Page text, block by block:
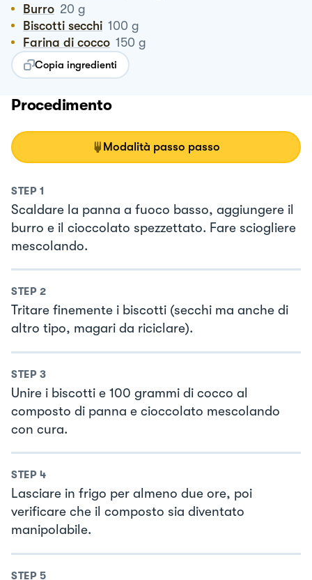
Burro 20 g
Biscotti secchi 100 g
Farina di cocco 150 g
Copia ingredienti
Procedimento
Modalità passo passo
STEP 1
Scaldare la panna a fuoco basso, aggiungere il
burro e il cioccolato spezzettato. Fare sciogliere
mescolando.
STEP 2
Tritare finemente i biscotti (secchi ma anche di
altro tipo, magari da riciclare).
STEP 3
Unire i biscotti e 100 grammi di cocco al
composto di panna e cioccolato mescolando
con cura.
STEP 4
Lasciare in frigo per almeno due ore, poi
verificare che il composto sia diventato
manipolabile.
STEP 5